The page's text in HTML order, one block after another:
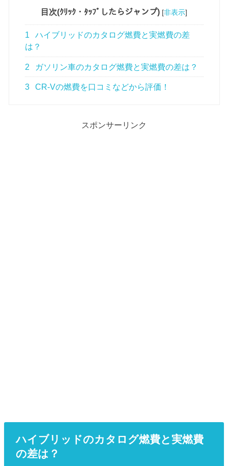
目次(ｸﾘｯｸ・ﾀｯﾌﾟしたらジャンプ) [非表示]
1
ハイブリッドのカタログ燃費と実燃費の差
は？
2 ガソリン車のカタログ燃費と実燃費の差は？
3 CR-Vの燃費を口コミなどから評価！
スポンサーリンク
ハイブリッドのカタログ燃費と実燃費
の差は？